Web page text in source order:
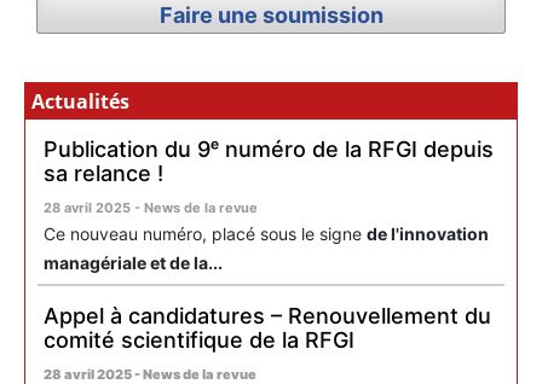
Faire une soumission
Actualités
Publication du 9ᵉ numéro de la RFGI depuis
sa relance !
28 avril 2025 - News de la revue
Ce nouveau numéro, placé sous le signe de l'innovation
managériale et de la...
Appel à candidatures – Renouvellement du
comité scientifique de la RFGI
28 avril 2025 - News de la revue